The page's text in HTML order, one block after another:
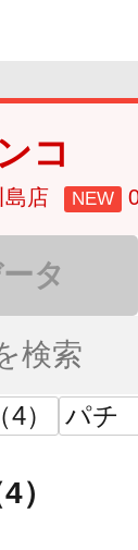
コ
島店 NEW
タ
） パチ
）